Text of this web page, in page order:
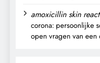
amoxicillin skin
corona: persoonlijke
open vragen van een